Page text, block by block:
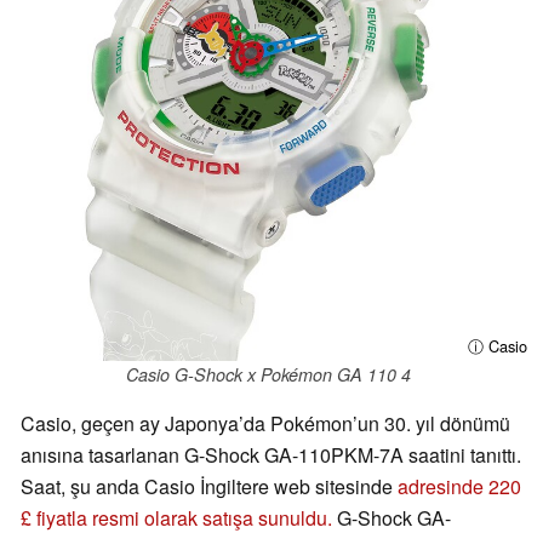
ⓘ Casio
Casio G-Shock x Pokémon GA 110 4
Casio, geçen ay Japonya’da Pokémon’un 30. yıl dönümü
anısına tasarlanan G-Shock GA-110PKM-7A saatini tanıttı.
Saat, şu anda Casio İngiltere web sitesindeadresinde 220
£ fiyatla resmi olarak satışa sunuldu. G-Shock GA-